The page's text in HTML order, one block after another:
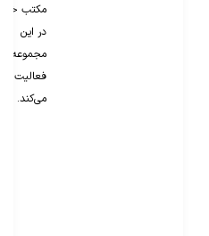
مکتب خونه
در این
مجموعه
فعالیت
می‌کند.